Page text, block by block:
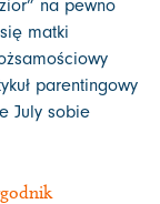
na pewno
matki
parentingowy
July sobie